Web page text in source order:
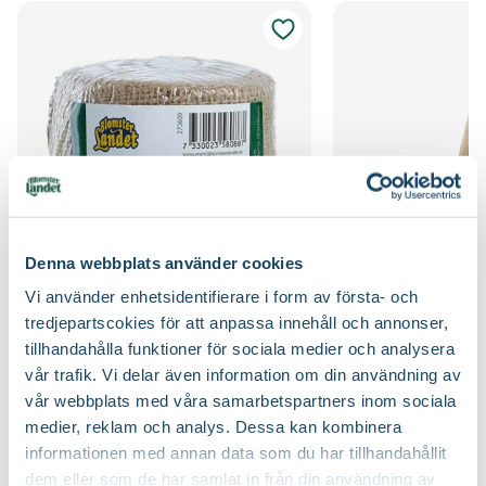
Denna webbplats använder cookies
Vi använder enhetsidentifierare i form av första- och
tredjepartscokies för att anpassa innehåll och annonser,
tillhandahålla funktioner för sociala medier och analysera
vår trafik. Vi delar även information om din användning av
vår webbplats med våra samarbetspartners inom sociala
medier, reklam och analys. Dessa kan kombinera
informationen med annan data som du har tillhandahållit
dem eller som de har samlat in från din användning av
1700 cm
Växtsätt Rundat, Storvuxet, Brett
Bladfärg Grön
Blomningstid Maj
Fruktfärg Grön
Utmärkande egenskaper Höstfärg
Certifiering E-planta Vad betyder märkningen?
Vad är odlingszon?
Planteringsavstånd (cc) 25 m
Jordmån
Fuktig jord, Mullrik jord, Näringsrik jord, Väldränerad
jord
Näring
Jordprodukter Planteringsjord
Beskärningssätt
Beskärning är inte nödvändig, Klipp bort
skadade, korsade och inåtväxande grenar
Beskärningstid Juli-september (JAS-perioden)
Speciell tålighet Stadsklimat
Juteband
Blomsterlandet
5990
Välj butik
Online
I lager
Till Produkten
till Juteband produktsida
Granstör
Från 6990
Välj butik
Online